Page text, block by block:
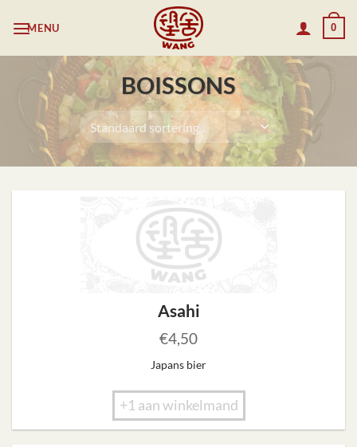
naar MENU 0
BOISSONS
Asahi
€4,50
Japans bier
+1 aan winkelmand